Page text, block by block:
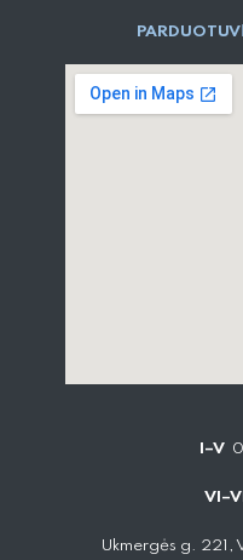
I–V
VI–VII
Ukmergės g. 221,